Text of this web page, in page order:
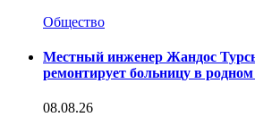
Общество
Местный инженер Жандос
ремонтирует больницу в
08.08.26